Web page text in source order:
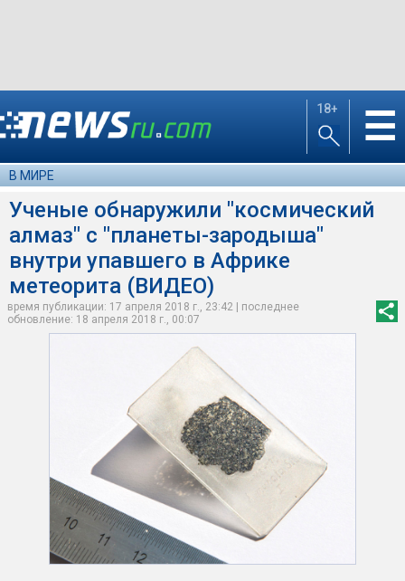
18+ ☰
В МИРЕ
Ученые обнаружили "космический
алмаз" с "планеты-зародыша"
внутри упавшего в Африке
метеорита (ВИДЕО)
время публикации: 17 апреля 2018 г., 23:42 | последнее
обновление: 18 апреля 2018 г., 00:07